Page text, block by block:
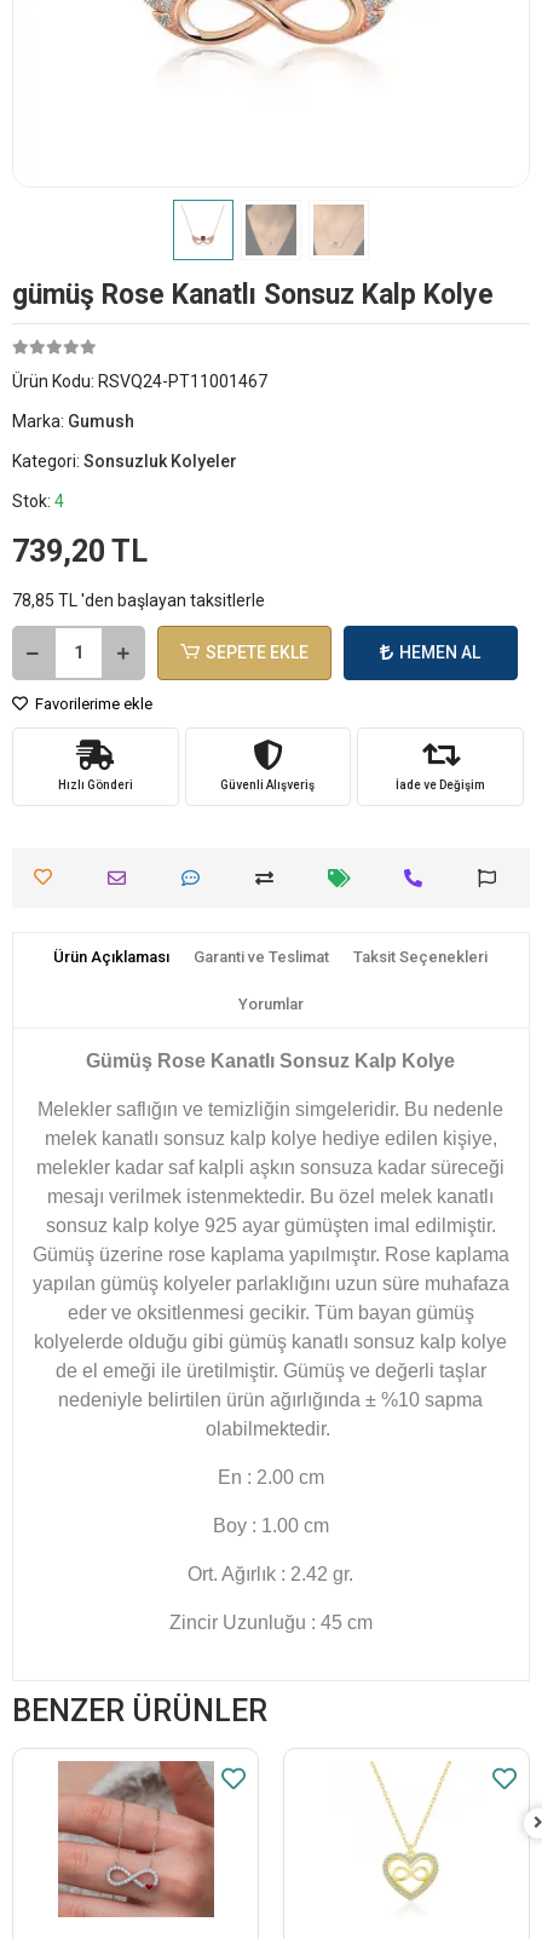
​gümüş Rose Kanatlı Sonsuz Kalp Kolye
Ürün Kodu: RSVQ24-PT11001467
Marka: Gumush
Kategori: Sonsuzluk Kolyeler
Stok: 4
739,20 TL
78,85 TL 'den başlayan taksitlerle
SEPETE EKLE HEMEN AL
Favorilerime ekle
Hızlı Gönderi Güvenli Alışveriş İade ve Değişim
Ürün Açıklaması Garanti ve Teslimat Taksit Seçenekleri
Yorumlar
Gümüş Rose Kanatlı Sonsuz Kalp Kolye
Melekler saflığın ve temizliğin simgeleridir. Bu nedenle
melek kanatlı sonsuz kalp kolye hediye edilen kişiye,
melekler kadar saf kalpli aşkın sonsuza kadar süreceği
mesajı verilmek istenmektedir. Bu özel melek kanatlı
sonsuz kalp kolye 925 ayar gümüşten imal edilmiştir.
Gümüş üzerine rose kaplama yapılmıştır. Rose kaplama
yapılan gümüş kolyeler parlaklığını uzun süre muhafaza
eder ve oksitlenmesi gecikir. Tüm bayan gümüş
kolyelerde olduğu gibi gümüş kanatlı sonsuz kalp kolye
de el emeği ile üretilmiştir. Gümüş ve değerli taşlar
nedeniyle belirtilen ürün ağırlığında ± %10 sapma
olabilmektedir.
En : 2.00 cm
Boy : 1.00 cm
Ort. Ağırlık : 2.42 gr.
Zincir Uzunluğu : 45 cm
BENZER ÜRÜNLER